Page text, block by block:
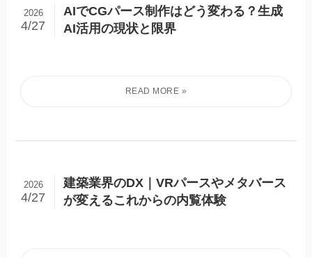
AIでCGパース制作はどう変わる？生成
AI活用の現状と限界
2026
4/27
建築業界のDX｜VRパースやメタバース
が変えるこれからの内覧体験
2026
4/27